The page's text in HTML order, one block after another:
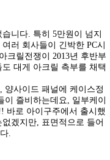
니다. 특히 5만원이 넘지
러 회사들이 긴박한 PC시
크릴전쟁이 2013년 후반부
대게 아크릴 측부를 채택
양사이드 패널에 케이스정
즐비하는데요, 일부케이
바로 아이구주에서 출시했
겠지만, 표면적으로 들어
.